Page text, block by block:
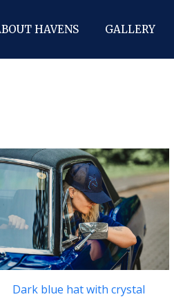
HAVENS GALLERY
Dark blue hat with crystal